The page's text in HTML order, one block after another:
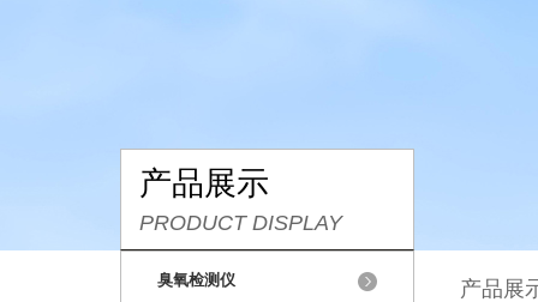
产品展示
PRODUCT DISPLAY
臭氧检测仪 产品展